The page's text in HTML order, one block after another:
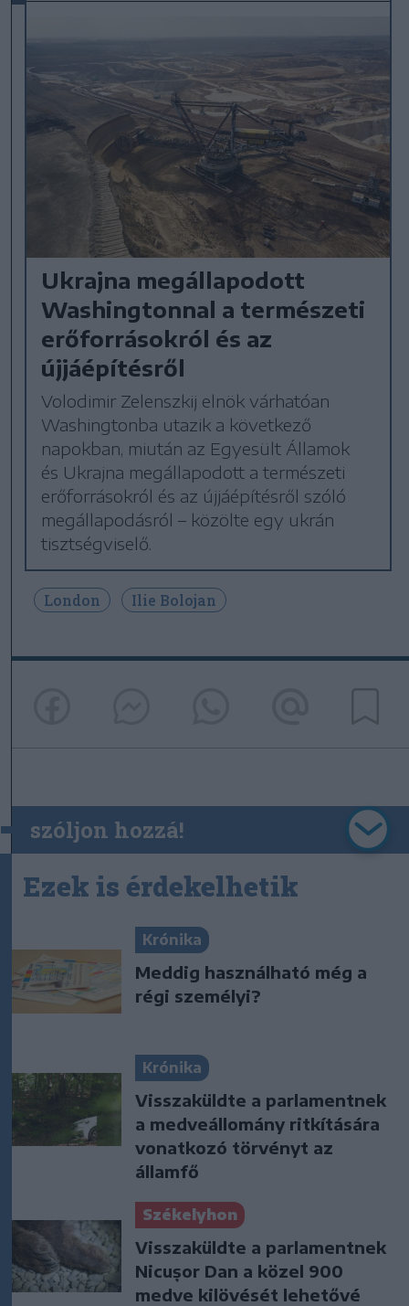
Ukrajna megállapodott
Washingtonnal a természeti
erőforrásokról és az
újjáépítésről
Volodimir Zelenszkij elnök várhatóan
Washingtonba utazik a következő
napokban, miután az Egyesült Államok
és Ukrajna megállapodott a természeti
erőforrásokról és az újjáépítésről szóló
megállapodásról – közölte egy ukrán
tisztségviselő.
London Ilie Bolojan
szóljon hozzá!
Ezek is érdekelhetik
Krónika
Meddig használható még a
régi személyi?
Krónika
Visszaküldte a parlamentnek
a medveállomány ritkítására
vonatkozó törvényt az
államfő
Székelyhon
Visszaküldte a parlamentnek
Nicușor Dan a közel 900
medve kilövését lehetővé